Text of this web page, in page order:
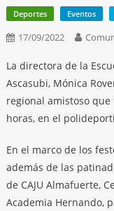
Deportes Eventos
17/09/2022
La directora de la
Ascasubi, Mónica
regional amistoso
horas, en el
En el marco de los
además de las
de CAJU Almafuerte,
Academia Hernando,